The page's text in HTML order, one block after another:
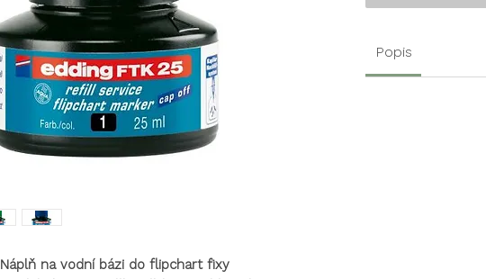
Náplň na vodní bázi do flipchart fixy
Popis